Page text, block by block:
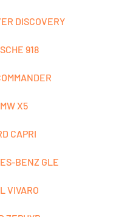
DISCOVERY
918
X5
CAPRI
BENZ GLE
VIVARO